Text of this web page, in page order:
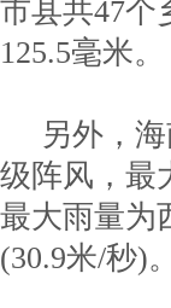
市县共47个
125.5毫米。
另外，
级阵风，最
最大雨量为
(30.9米/秒)。